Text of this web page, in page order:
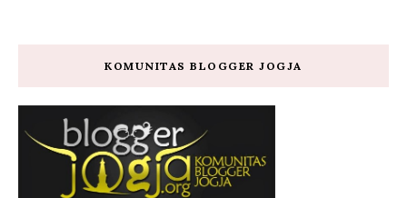
KOMUNITAS BLOGGER JOGJA